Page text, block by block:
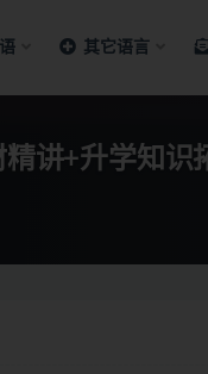
其它语言
讲+升学知识